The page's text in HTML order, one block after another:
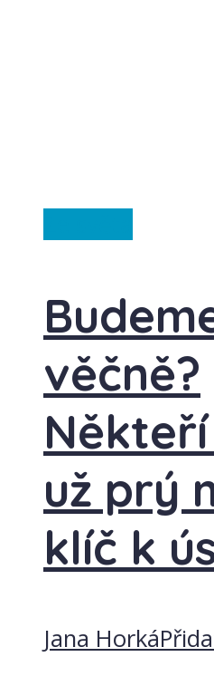
věčně?
už prý
klíč k
Jana Horká